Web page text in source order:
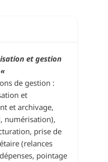
et gestion
de gestion :
et
et archivage,
numérisation),
prise de
(relances
pointage